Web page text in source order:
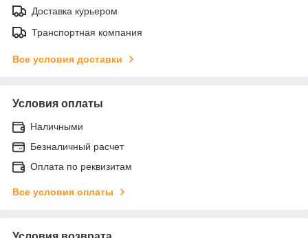
Доставка курьером
Транспортная компания
Все условия доставки
Условия оплаты
Наличными
Безналичный расчет
Оплата по реквизитам
Все условия оплаты